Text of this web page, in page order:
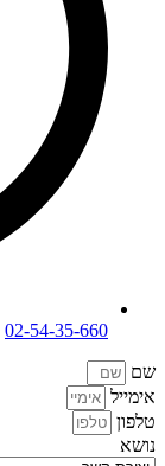
02-54-35-660
שם
אימייל
טלפון
נושא